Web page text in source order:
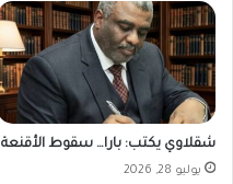
شقلاوي يكتب: بارا… سقوط الأقنعة
يوليو 28, 2026